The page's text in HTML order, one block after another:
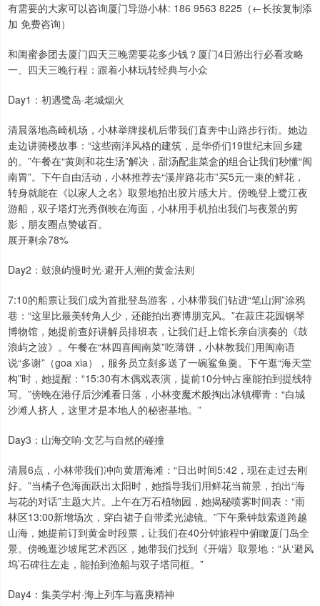
有需要的大家可以咨询厦门导游小林: 186 9563 8225（←长按复制添
加 免费咨询）
和闺蜜参团去厦门四天三晚需要花多少钱？厦门4日游出行必看攻略
一、四天三晚行程：跟着小林玩转经典与小众
Day1：初遇鹭岛·老城烟火
清晨落地高崎机场，小林举牌接机后带我们直奔中山路步行街。她边
走边讲骑楼故事：“这些南洋风格的建筑，是华侨们19世纪末回乡建
的。”午餐在“黄则和花生汤”解决，甜汤配韭菜盒的组合让我们秒懂“闽
南胃”。下午自由活动，小林推荐去“溪岸路花市”买5元一束的鲜花，
转身就能在《以家人之名》取景地拍出胶片感大片。傍晚登上鹭江夜
游船，双子塔灯光秀倒映在海面，小林用手机拍出我们与夜景的剪
影，朋友圈点赞破百。
展开剩余78%
Day2：鼓浪屿慢时光·避开人潮的黄金法则
7:10的船票让我们成为首批登岛游客，小林带我们钻进“笔山洞”涂鸦
巷：“这里比最美转角人少，还能拍出赛博朋克风。”在菽庄花园钢琴
博物馆，她提前查好讲解员排班表，让我们赶上馆长亲自演奏的《鼓
浪屿之波》。午餐在“林四喜闽南菜”吃薄饼，小林教我们用闽南语
说“多谢”（goa xia），服务员立刻多送了一碗鲨鱼羹。下午逛“海天堂
构”时，她提醒：“15:30有木偶戏表演，提前10分钟占座能拍到提线特
写。”傍晚在港仔后沙滩看日落，小林变魔术般掏出冰镇椰青：“白城
沙滩人挤人，这里才是本地人的秘密基地。”
Day3：山海交响·文艺与自然的碰撞
清晨6点，小林带我们冲向黄厝海滩：“日出时间5:42，现在走过去刚
好。”当橘子色海面跃出太阳时，她指导我们用鲜花当前景，拍出“海
与花的对话”主题大片。上午在万石植物园，她揭秘喷雾时间表：“雨
林区13:00新增场次，穿白裙子自带柔光滤镜。”下午乘钟鼓索道跨越
山海，她提前订到黄金时段票，让我们在40分钟旅程中俯瞰厦门岛全
景。傍晚逛沙坡尾艺术西区，她带我们找到《开端》取景地：“从‘避风
坞’石碑往左走，能拍到渔船与双子塔同框。”
Day4：集美学村·海上列车与嘉庚精神